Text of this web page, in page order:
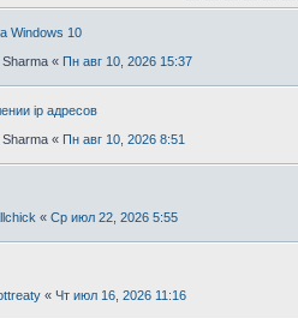
Windows 10
Sharma « Пн авг 10, 2026 15:37
ip адресов
Sharma « Пн авг 10, 2026 8:51
« Ср июл 22, 2026 5:55
« Чт июл 16, 2026 11:16